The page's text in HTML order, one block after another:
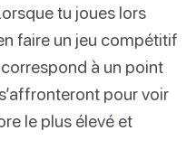
tu joues lors
faire un jeu compétitif
à un point
pour voir
le plus élevé et